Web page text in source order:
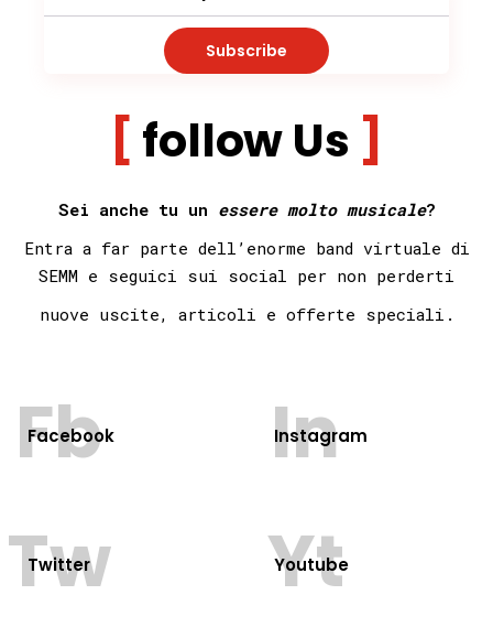
Subscribe
follow Us
Sei anche tu un essere molto musicale?
Entra a far parte dell’enorme band virtuale di
SEMM e seguici sui social per non perderti
nuove uscite, articoli e offerte speciali.
Fb
Facebook In
Instagram
Tw
Twitter Yt
Youtube